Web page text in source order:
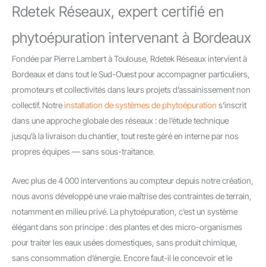
Rdetek Réseaux, expert certifié en
phytoépuration intervenant à Bordeaux
Fondée par Pierre Lambert à Toulouse, Rdetek Réseaux intervient à
Bordeaux et dans tout le Sud-Ouest pour accompagner particuliers,
promoteurs et collectivités dans leurs projets d’assainissement non
collectif. Notreinstallation de systèmes de phytoépuration s’inscrit
dans une approche globale des réseaux : de l’étude technique
jusqu’à la livraison du chantier, tout reste géré en interne par nos
propres équipes — sans sous-traitance.
Avec plus de 4 000 interventions au compteur depuis notre création,
nous avons développé une vraie maîtrise des contraintes de terrain,
notamment en milieu privé. La phytoépuration, c’est un système
élégant dans son principe : des plantes et des micro-organismes
pour traiter les eaux usées domestiques, sans produit chimique,
sans consommation d’énergie. Encore faut-il le concevoir et le